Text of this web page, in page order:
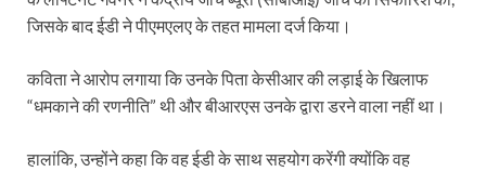
जिसके बाद ईडी ने पीएमएलए के तहत मामला दर्ज किया।
कविता ने आरोप लगाया कि उनके पिता केसीआर की लड़ाई के खिलाफ
“धमकाने की रणनीति” थी और बीआरएस उनके द्वारा डरने वाला नहीं था।
हालांकि, उन्होंने कहा कि वह ईडी के साथ सहयोग करेंगी क्योंकि वह